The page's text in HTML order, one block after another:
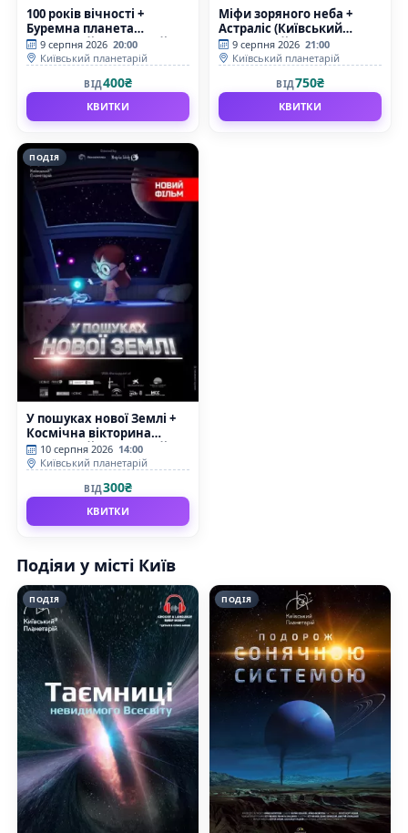
100 років вічності +
Буремна планета
(Київський планетарій)
9 серпня 2026 20:00
Київський планетарій
ВІД400₴
КВИТКИ
Міфи зоряного неба +
Астраліс (Київський
планетарій)
9 серпня 2026 21:00
Київський планетарій
ВІД750₴
КВИТКИ
ПОДІЯ
У пошуках нової Землі +
Космічна вікторина
(Київський планетарій)
10 серпня 2026 14:00
Київський планетарій
ВІД300₴
КВИТКИ
Подіяи у місті Київ
ПОДІЯ ПОДІЯ